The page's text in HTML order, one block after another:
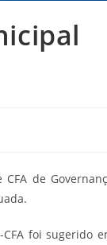
de
foi sugerido